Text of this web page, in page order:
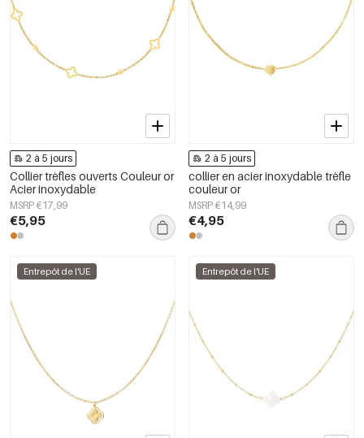
2 à 5 jours
Collier trèfles ouverts Couleur or
Acier inoxydable
MSRP €17,99
€5,95
2 à 5 jours
collier en acier inoxydable trèfle
couleur or
MSRP €14,99
€4,95
Entrepôt de l'UE Entrepôt de l'UE